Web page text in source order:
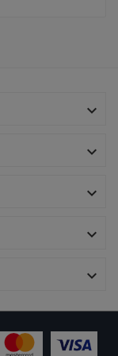




